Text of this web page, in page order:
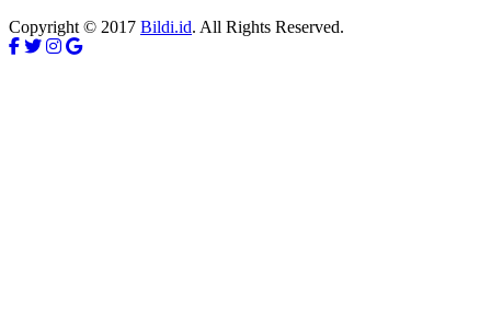
Copyright © 2017 Bildi.id. All Rights Reserved.